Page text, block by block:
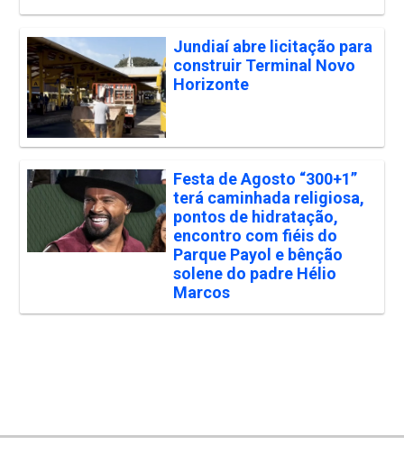
Jundiaí abre licitação para
construir Terminal Novo
Horizonte
Festa de Agosto “300+1”
terá caminhada religiosa,
pontos de hidratação,
encontro com fiéis do
Parque Payol e bênção
solene do padre Hélio
Marcos